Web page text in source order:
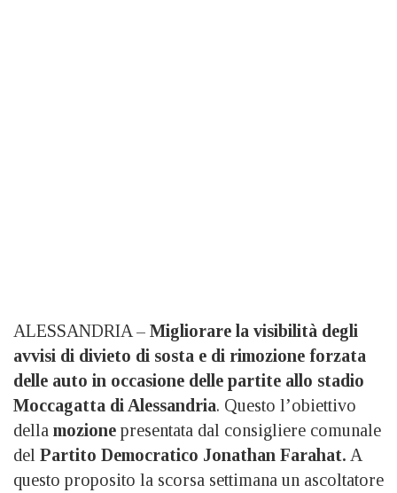
ALESSANDRIA – Migliorare la visibilità degli
avvisi di divieto di sosta e di rimozione forzata
delle auto in occasione delle partite allo stadio
Moccagatta di Alessandria. Questo l’obiettivo
della mozione presentata dal consigliere comunale
del Partito Democratico Jonathan Farahat. A
questo proposito la scorsa settimana un ascoltatore